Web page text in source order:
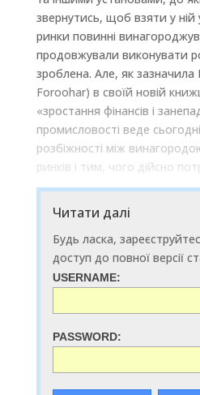
звернутись, щоб взяти у ній
ринки повинні
продовжували виконувати
зроблена. Але, як
Foroohar) в своїй новій
«зростання фінансів і
промисловості веде
розбіжності між
ринків і тим, чого дійсно
Читати далі
Будь ласка,
доступ до повної версії
USERNAME:
PASSWORD: